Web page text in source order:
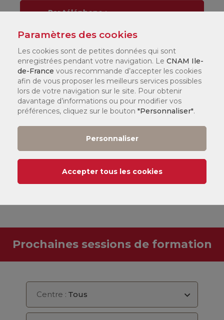
Par téléphone :
Dans l'un de nos
centres
CNAM
Mode d'emploi
Foire aux questions
Informations et
Prochaines sessions de formation
Centre : Tous
Paramètres des cookies
Les cookies sont de petites données qui sont
enregistrées pendant votre navigation. Le CNAM Ile-
de-France vous recommande d’accepter les cookies
afin de vous proposer les meilleurs services possibles
lors de votre navigation sur le site. Pour obtenir
davantage d’informations ou pour modifier vos
préférences, cliquez sur le bouton "Personnaliser".
Personnaliser
Accepter tous les cookies